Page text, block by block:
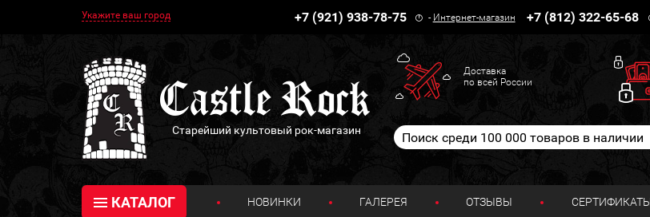
Укажите ваш город +7 (921) 938-78-75 - Интернет-магазин +7 (812) 322-65-68
Старейший культовый рок-магазин
Доставка
по всей России
КАТАЛОГ НОВИНКИ ГАЛЕРЕЯ ОТЗЫВЫ